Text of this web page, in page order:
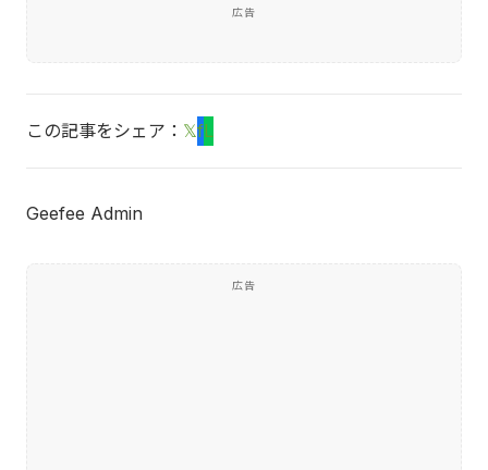
広告
この記事をシェア： 𝕏fL
Geefee Admin
広告